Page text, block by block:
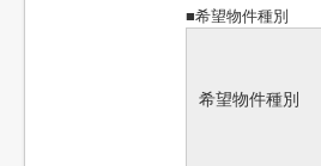
■希望物件種別
希望物件種別